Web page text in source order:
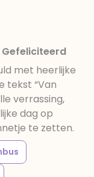
mais,
koolstof,
sulfiet,
(kokos, palm),
gom),
glansmiddel
carnaubawas
Gefeliciteerd
met heerlijke
tekst “Van
verrassing,
dag op
te zetten.